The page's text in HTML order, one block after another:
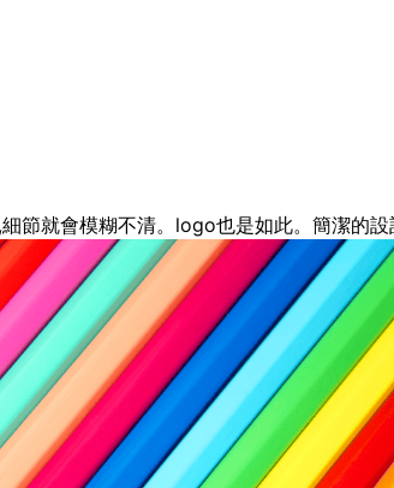
節就會模糊不清。logo也是如此。簡潔的